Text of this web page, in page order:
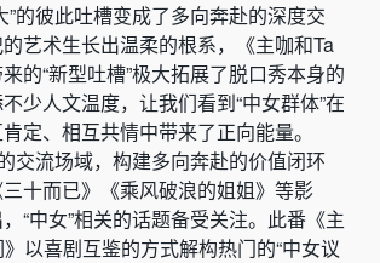
”的彼此吐槽变成了多向奔赴的深度交
艺术生长出温柔的根系，《主咖和Ta
的“新型吐槽”极大拓展了脱口秀本身的
少人文温度，让我们看到“中女群体”在
定、相互共情中带来了正向能量。
交流场域，构建多向奔赴的价值闭环
十而已》《乘风破浪的姐姐》等影
“中女”相关的话题备受关注。此番《主
以喜剧互鉴的方式解构热门的“中女议